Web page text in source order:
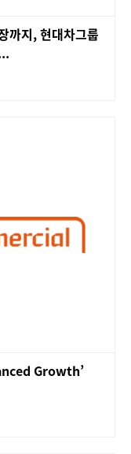
까지, 현대차그룹
Growth’